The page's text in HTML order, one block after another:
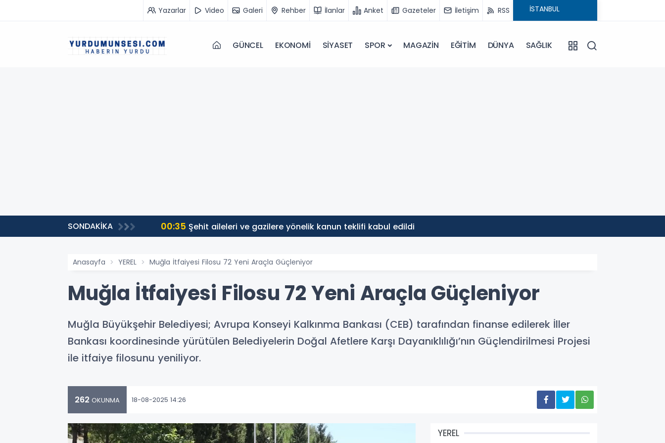
Yazarlar Video Galeri Rehber İlanlar Anket Gazeteler İletişim RSS
GÜNCEL EKONOMİ SİYASET SPOR MAGAZİN EĞİTİM DÜNYA SAĞLIK
SONDAKİKA 00:35 Şehit aileleri ve gazilere yönelik kanun teklifi kabul edildi
Anasayfa YEREL Muğla İtfaiyesi Filosu 72 Yeni Araçla Güçleniyor
Muğla İtfaiyesi Filosu 72 Yeni Araçla Güçleniyor
Muğla Büyükşehir Belediyesi; Avrupa Konseyi Kalkınma Bankası (CEB) tarafından finanse edilerek İller
Bankası koordinesinde yürütülen Belediyelerin Doğal Afetlere Karşı Dayanıklılığı’nın Güçlendirilmesi Projesi
ile itfaiye filosunu yeniliyor.
262 OKUNMA 18-08-2025 14:26
YEREL